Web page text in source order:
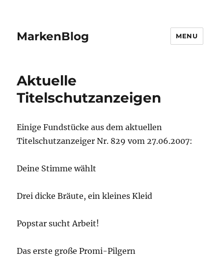
MarkenBlog MENU
Aktuelle
Titelschutzanzeigen
Einige Fundstücke aus dem aktuellen
Titelschutzanzeiger Nr. 829 vom 27.06.2007:
Deine Stimme wählt
Drei dicke Bräute, ein kleines Kleid
Popstar sucht Arbeit!
Das erste große Promi-Pilgern